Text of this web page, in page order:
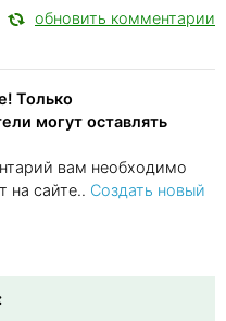
обновить комментарии
Только
могут оставлять
вам необходимо
на сайте.. Создать новый